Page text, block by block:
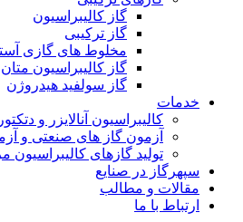
گاز کالیبراسیون
گاز ترکیبی
مخلوط های گازی
گاز کالیبراسیون متان
گاز سولفید هیدروژن
خدمات
کالیبراسیون آنالایزر و
آزمون گاز های صنعتی و
تولید گازهای کالیبراسیون
سپهرگاز در صنایع
مقالات و مطالب
ارتباط با ما